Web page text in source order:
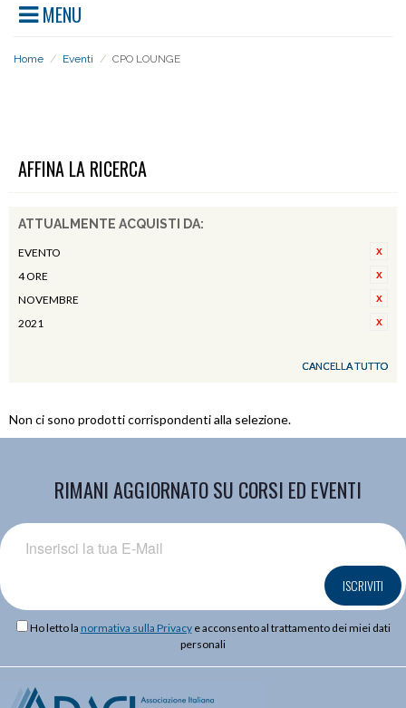
MENU
Home / Eventi / CPO LOUNGE
AFFINA LA RICERCA
ATTUALMENTE ACQUISTI DA:
EVENTO
4 ORE
NOVEMBRE
2021
CANCELLA TUTTO
Non ci sono prodotti corrispondenti alla selezione.
RIMANI AGGIORNATO SU CORSI ED EVENTI
ISCRIVITI
Ho letto la normativa sulla Privacye acconsento al trattamento dei miei dati
personali